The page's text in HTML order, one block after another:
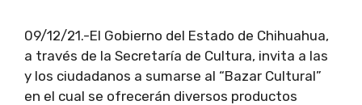
09/12/21.-El Gobierno del Estado de Chihuahua,
a través de la Secretaría de Cultura, invita a las
y los ciudadanos a sumarse al “Bazar Cultural”
en el cual se ofrecerán diversos productos